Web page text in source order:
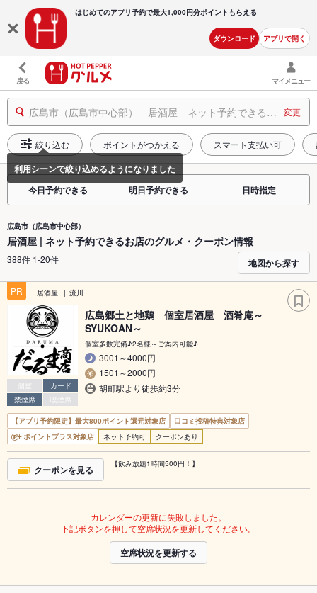
はじめてのアプリ予約で最大1,000円分ポイントもらえる
ダウンロード アプリで開く
戻る マイメニュー
広島市（広島市中心部） 居酒屋 ネット予約できるお店 変更
絞り込む ポイントがつかえる スマート支払い可
今日予約できる 明日予約できる 日時指定
広島市（広島市中心部）
居酒屋 | ネット予約できるお店のグルメ・クーポン情報
388件 1-20件 地図から探す
PR 居酒屋 流川
個室
カード
禁煙席
喫煙席
広島郷土と地鶏 個室居酒屋 酒肴庵～
SYUKOAN～
個室多数完備♪2名様～ご案内可能♪
3001～4000円
1501～2000円
胡町駅より徒歩約3分
【アプリ予約限定】最大800ポイント還元対象店
口コミ投稿特典対象店
ポイントプラス対象店
ネット予約可 クーポンあり
クーポンを見る 【飲み放題1時間500円！】
カレンダーの更新に失敗しました。
下記ボタンを押して空席状況を更新してください。
空席状況を更新する